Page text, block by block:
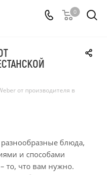
0
от производителя в
блюда,
и способами
то, что вам нужно.